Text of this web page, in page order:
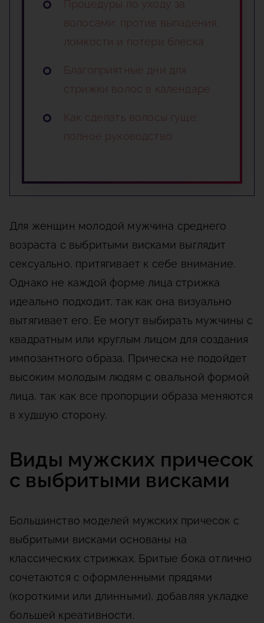
Процедуры по уходу за
волосами: против выпадения,
ломкости и потери блеска
Благоприятные дни для
стрижки волос в календаре
Как сделать волосы гуще:
полное руководство
Для женщин молодой мужчина среднего
возраста с выбритыми висками выглядит
сексуально, притягивает к себе внимание.
Однако не каждой форме лица стрижка
идеально подходит, так как она визуально
вытягивает его. Ее могут выбирать мужчины с
квадратным или круглым лицом для создания
импозантного образа. Прическа не подойдет
высоким молодым людям с овальной формой
лица, так как все пропорции образа меняются
в худшую сторону.
Виды мужских причесок
с выбритыми висками
Большинство моделей мужских причесок с
выбритыми висками основаны на
классических стрижках. Бритые бока отлично
сочетаются с оформленными прядями
(короткими или длинными), добавляя укладке
большей креативности.